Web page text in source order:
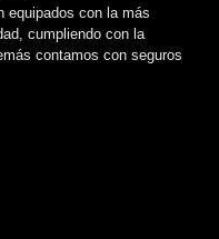
equipados con la más
cumpliendo con la
contamos con seguros